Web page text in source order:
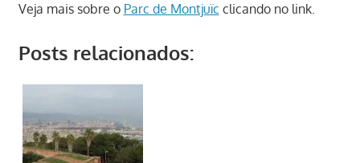
Veja mais sobre o Parc de Montjuïc clicando no link.
Posts relacionados: